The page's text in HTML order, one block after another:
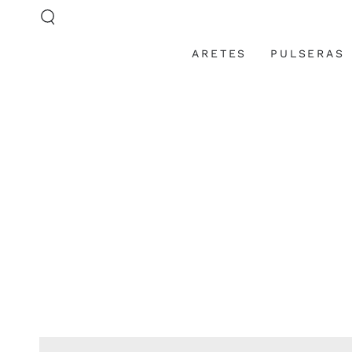
IR AL
CONTENIDO
ARETES PULSERAS